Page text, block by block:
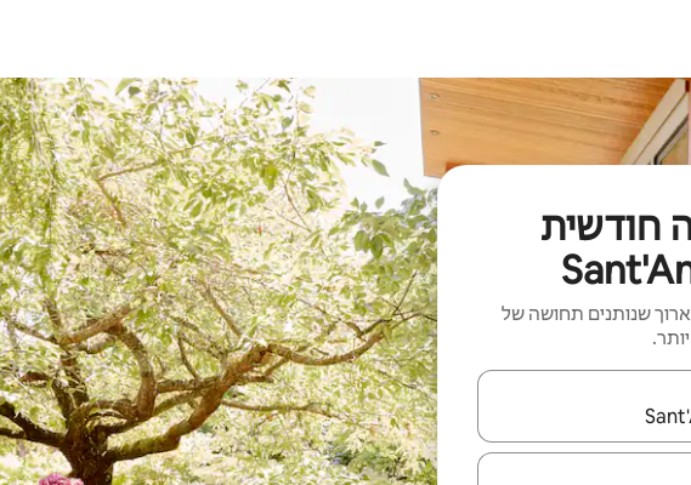
חודשית
שנותנים תחושה של
לנווט עם מקשי החיצים למעלה ולמטה או לעיין בעזרת תנועות מגע או החלקה.